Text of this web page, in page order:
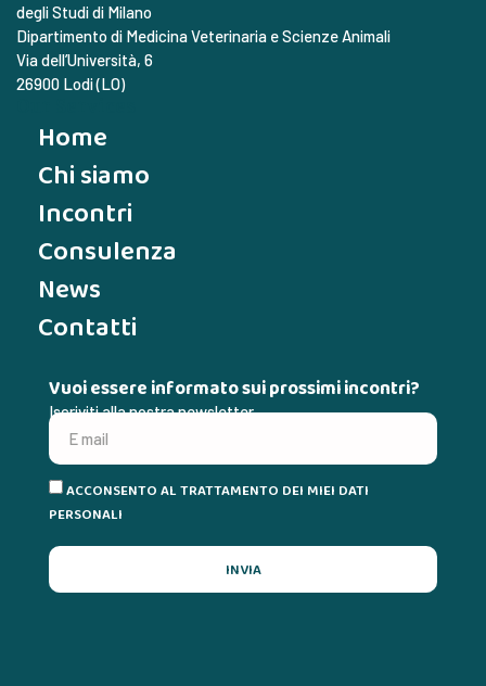
degli Studi di Milano
Dipartimento di Medicina Veterinaria e Scienze Animali
Via dell’Università, 6
26900 Lodi (LO)
Home
Chi siamo
Incontri
Consulenza
News
Contatti
Vuoi essere informato sui prossimi incontri?
Iscriviti alla nostra newsletter
ACCONSENTO AL TRATTAMENTO DEI MIEI DATI
PERSONALI
INVIA